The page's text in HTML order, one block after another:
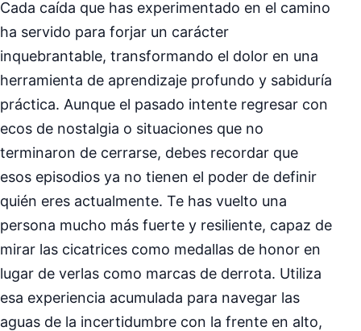
Cada caída que has experimentado en el camino
ha servido para forjar un carácter
inquebrantable, transformando el dolor en una
herramienta de aprendizaje profundo y sabiduría
práctica. Aunque el pasado intente regresar con
ecos de nostalgia o situaciones que no
terminaron de cerrarse, debes recordar que
esos episodios ya no tienen el poder de definir
quién eres actualmente. Te has vuelto una
persona mucho más fuerte y resiliente, capaz de
mirar las cicatrices como medallas de honor en
lugar de verlas como marcas de derrota. Utiliza
esa experiencia acumulada para navegar las
aguas de la incertidumbre con la frente en alto,